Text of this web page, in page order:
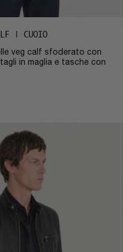
| CUOIO
veg calf sfoderato con
in maglia e tasche con